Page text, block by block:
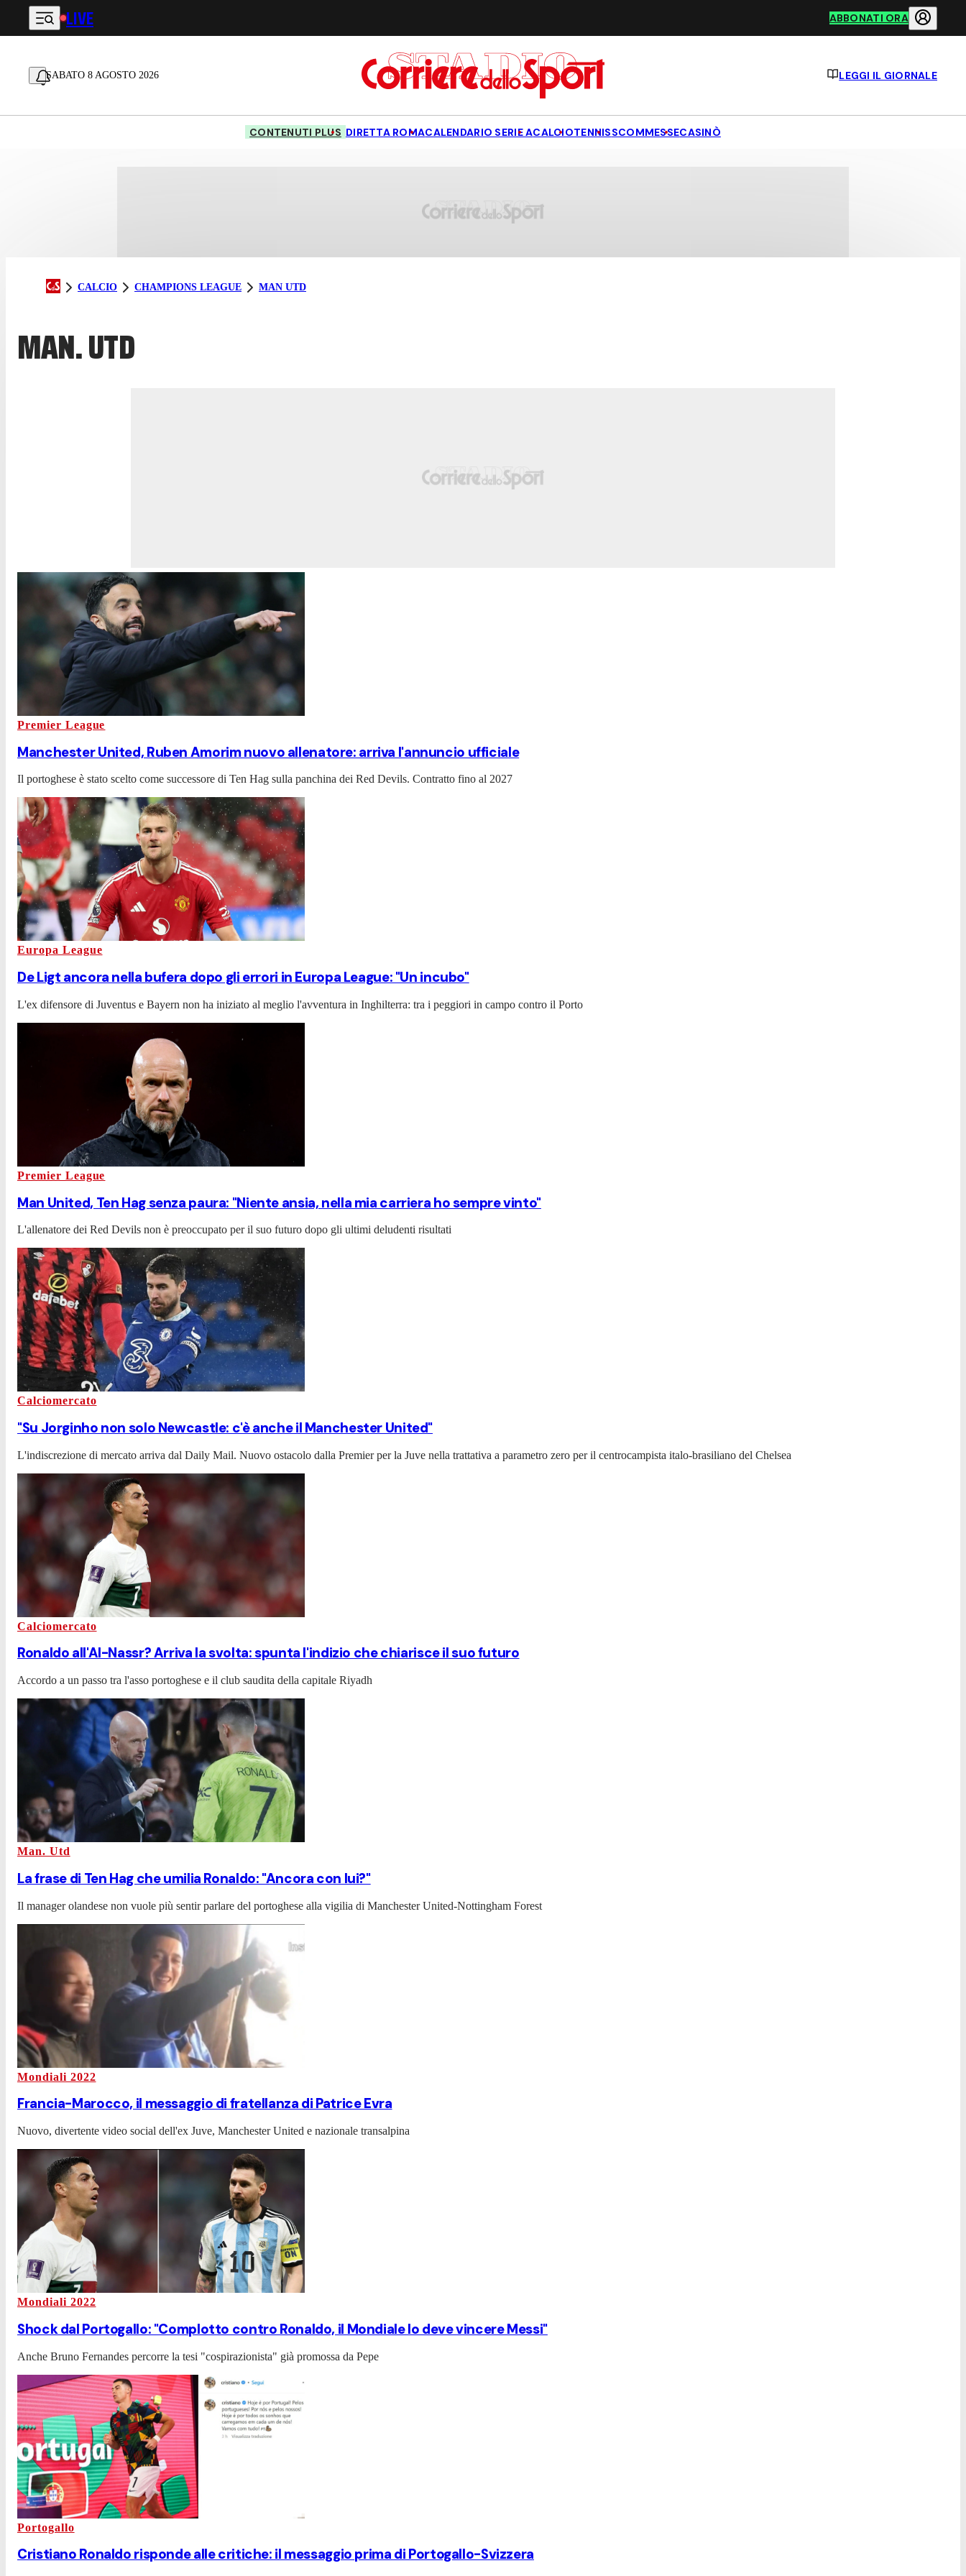
Vai al contenuto principale
LIVE ABBONATI ORA
SABATO 8 AGOSTO 2026 LEGGI IL GIORNALE
CONTENUTI PLUS DIRETTA ROMACALENDARIO SERIE ACALCIOTENNISSCOMMESSECASINÒ
CALCIO CHAMPIONS LEAGUE MAN UTD
MAN. UTD
Premier League
Manchester United, Ruben Amorim nuovo allenatore: arriva l'annuncio ufficiale
Il portoghese è stato scelto come successore di Ten Hag sulla panchina dei Red Devils. Contratto fino al 2027
Europa League
De Ligt ancora nella bufera dopo gli errori in Europa League: "Un incubo"
L'ex difensore di Juventus e Bayern non ha iniziato al meglio l'avventura in Inghilterra: tra i peggiori in campo contro il Porto
Premier League
Man United, Ten Hag senza paura: "Niente ansia, nella mia carriera ho sempre vinto"
L'allenatore dei Red Devils non è preoccupato per il suo futuro dopo gli ultimi deludenti risultati
Calciomercato
"Su Jorginho non solo Newcastle: c'è anche il Manchester United"
L'indiscrezione di mercato arriva dal Daily Mail. Nuovo ostacolo dalla Premier per la Juve nella trattativa a parametro zero per il centrocampista italo-brasiliano del Chelsea
Calciomercato
Ronaldo all'Al-Nassr? Arriva la svolta: spunta l'indizio che chiarisce il suo futuro
Accordo a un passo tra l'asso portoghese e il club saudita della capitale Riyadh
Man. Utd
La frase di Ten Hag che umilia Ronaldo: "Ancora con lui?"
Il manager olandese non vuole più sentir parlare del portoghese alla vigilia di Manchester United-Nottingham Forest
Mondiali 2022
Francia-Marocco, il messaggio di fratellanza di Patrice Evra
Nuovo, divertente video social dell'ex Juve, Manchester United e nazionale transalpina
Mondiali 2022
Shock dal Portogallo: "Complotto contro Ronaldo, il Mondiale lo deve vincere Messi"
Anche Bruno Fernandes percorre la tesi "cospirazionista" già promossa da Pepe
Portogallo
Cristiano Ronaldo risponde alle critiche: il messaggio prima di Portogallo-Svizzera